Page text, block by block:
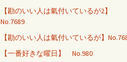
【勘のいい人は氣付いているが2】
No.7689
【勘のいい人は氣付いているが】
【一番好きな曜日】 No.980